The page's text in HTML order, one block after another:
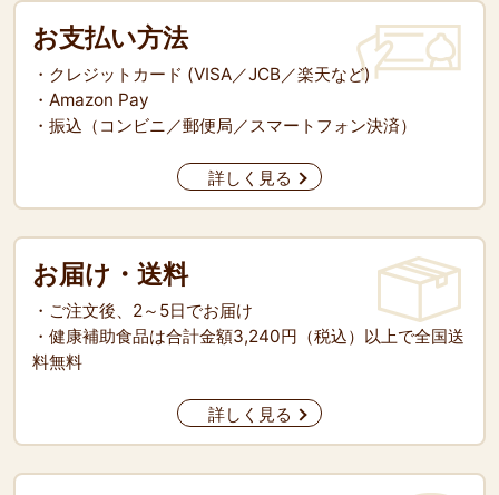
お支払い方法
・クレジットカード (VISA／JCB／楽天など)
・Amazon Pay
・振込（コンビニ／郵便局／スマートフォン決済）
詳しく見る
お届け・送料
・ご注文後、2～5日でお届け
・健康補助食品は合計金額3,240円（税込）以上で全国送
料無料
詳しく見る